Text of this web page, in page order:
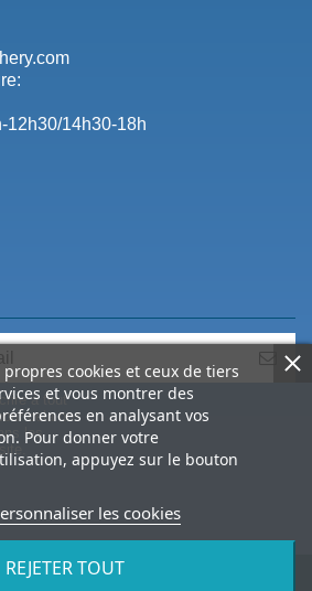
12h30/14h30-18h
cookies et ceux de tiers
et vous montrer des
en analysant vos
Pour donner votre
appuyez sur le bouton
les cookies
REJETER TOUT
à tout
cela nos
les